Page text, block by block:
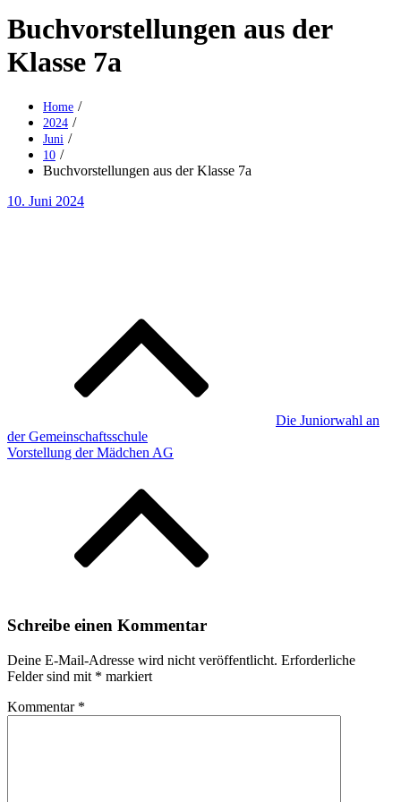
Buchvorstellungen aus der
Klasse 7a
Home
2024
Juni
10
Buchvorstellungen aus der Klasse 7a
Posted
10. Juni 2024
Die Juniorwahl an
der Gemeinschaftsschule
Vorstellung der Mädchen AG
Schreibe einen Kommentar
Deine E-Mail-Adresse wird nicht veröffentlicht. Erforderliche
Felder sind mit * markiert
Kommentar *